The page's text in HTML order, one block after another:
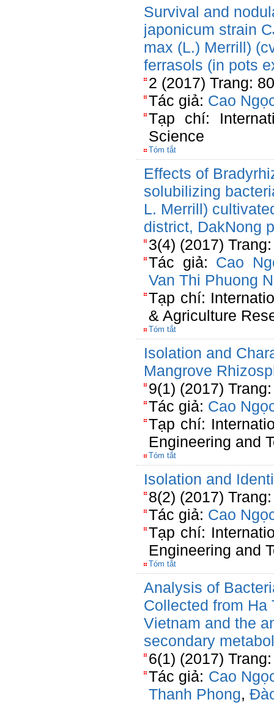
Survival and
japonicum strain
max (L.) Merrill)
ferrasols (in pots
2 (2017) Trang:
Tác giả: Cao
Tạp chí:
Science
Tóm tắt
Effects of
solubilizing
L. Merrill)
district, DakNong
3(4) (2017)
Tác giả: Cao
Van Thi Phuong
Tạp chí:
& Agriculture
Tóm tắt
Isolation and
Mangrove
9(1) (2017)
Tác giả: Cao
Tạp chí:
Engineering and
Tóm tắt
Isolation and
8(2) (2017)
Tác giả: Cao
Tạp chí:
Engineering and
Tóm tắt
Analysis of
Collected from Ha
Vietnam and the
secondary
6(1) (2017)
Tác giả: Cao
Thanh Phong,